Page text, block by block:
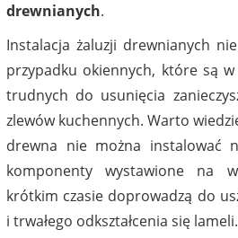
drewnianych.
Instalacja żaluzji drewnianych
przypadku okiennych, które są
trudnych do usunięcia
zlewów kuchennych. Warto
drewna nie można instalować
komponenty wystawione na
krótkim czasie doprowadzą do
i trwałego odkształcenia się lameli.